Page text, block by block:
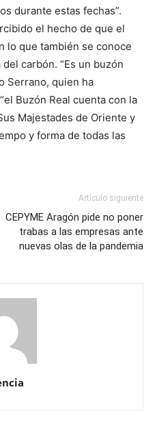
durante estas fechas”.
el hecho de que el
lo que también se conoce
carbón. “Es un buzón
Serrano, quien ha
Buzón Real cuenta con la
Majestades de Oriente y
y forma de todas las
Artículo siguiente
CEPYME Aragón pide no poner
trabas a las empresas ante
nuevas olas de la pandemia